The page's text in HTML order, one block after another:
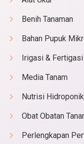
Benih Tanaman
Bahan Pupuk
Irigasi & Fertigasi
Media Tanam
Nutrisi Hidroponik
Obat Obatan
Perlengkapan